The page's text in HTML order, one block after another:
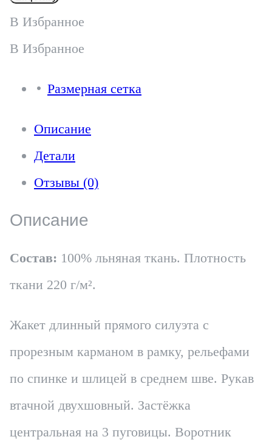
Жакет
-
В Избранное
В Избранное
Размерная сетка
Описание
Детали
Отзывы (0)
Описание
Состав: 100% льняная ткань. Плотность
ткани 220 г/м².
Жакет длинный прямого силуэта с
прорезным карманом в рамку, рельефами
по спинке и шлицей в среднем шве. Рукав
втачной двухшовный. Застёжка
центральная на 3 пуговицы. Воротник